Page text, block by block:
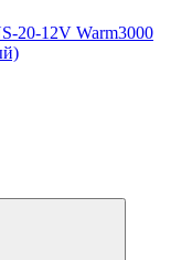
20-12V Warm3000